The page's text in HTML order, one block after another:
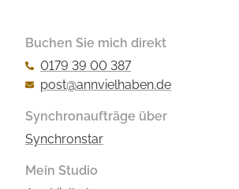
Buchen Sie mich direkt
0179 39 00 387
post@annvielhaben.de
Synchronaufträge über
Synchronstar
Mein Studio